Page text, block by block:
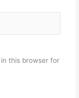
this browser for